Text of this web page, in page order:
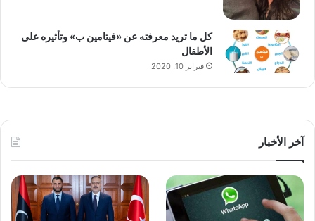
كل ما تريد معرفته عن «فيتامين ب» وتأثيره على
الأطفال
فبراير 10, 2020
آخر الأخبار